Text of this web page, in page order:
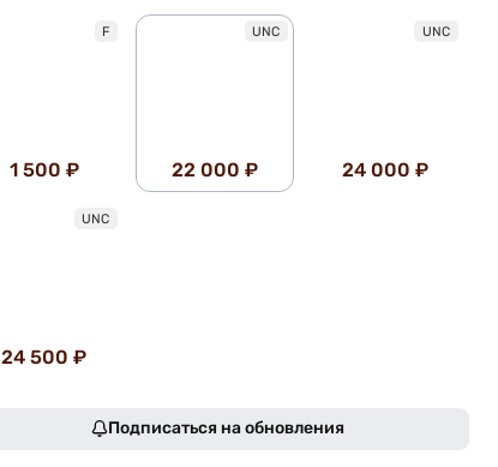
F
1 500 ₽
UNC
22 000 ₽
UNC
24 000 ₽
UNC
24 500 ₽
Подписаться на обновления